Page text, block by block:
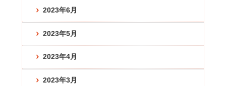
2023年6月
2023年5月
2023年4月
2023年3月